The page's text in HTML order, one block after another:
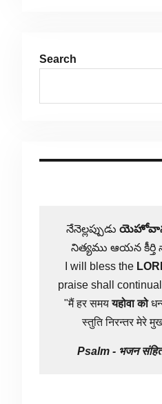
Search
నేనెల్లప్పుడు
నిత్యము ఆయన కీర్తి
I will bless the
praise shall
"मैं हर समययहोवा को
स्तुति निरन्तर मेरे
Psalm - भजन